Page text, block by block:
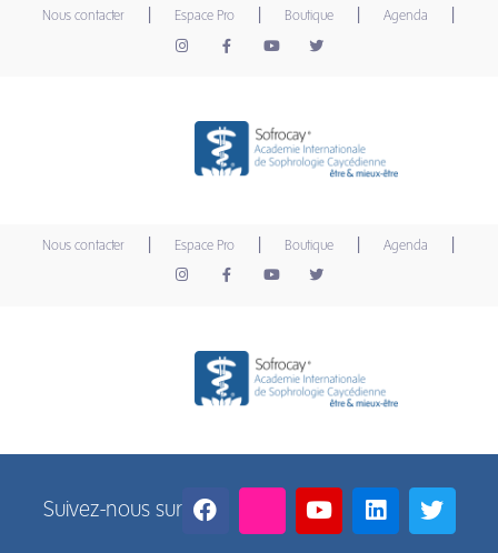
Nous contacter Espace Pro Boutique Agenda
Nous contacter Espace Pro Boutique Agenda
Suivez-nous sur